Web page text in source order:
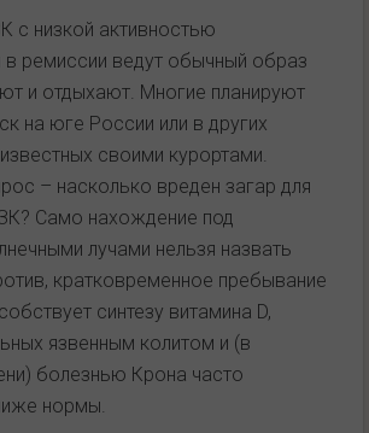
с низкой активностью
в ремиссии ведут обычный образ
и отдыхают. Многие планируют
на юге России или в других
своими курортами.
– насколько вреден загар для
Само нахождение под
лучами нельзя назвать
кратковременное пребывание
синтезу витамина D,
язвенным колитом и (в
болезнью Крона часто
нормы.